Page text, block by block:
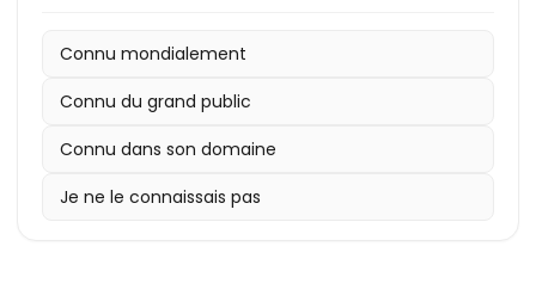
Connu mondialement
Connu du grand public
Connu dans son domaine
Je ne le connaissais pas